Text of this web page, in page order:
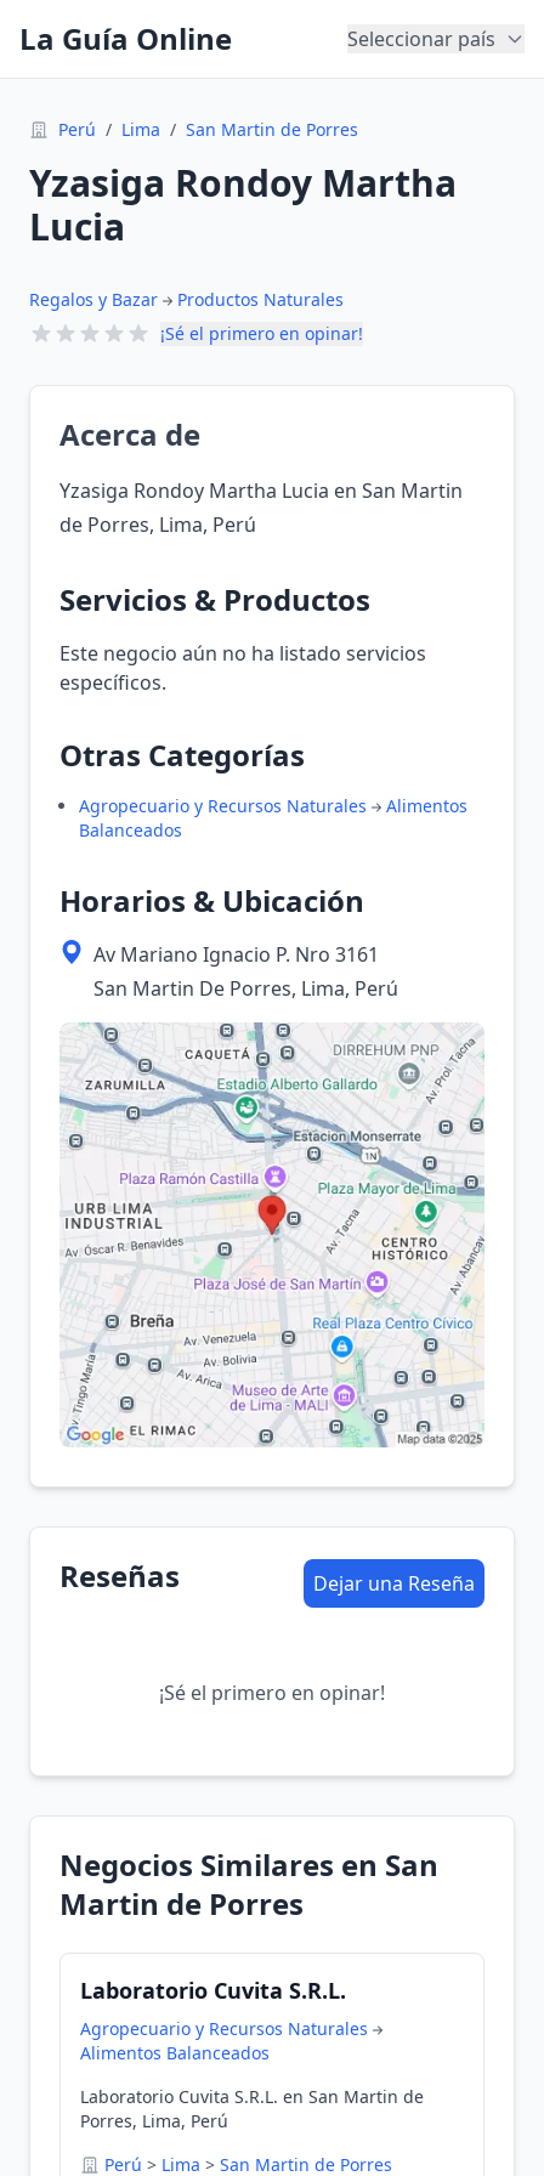
La Guía Online Seleccionar país
Perú / Lima / San Martin de Porres
Yzasiga Rondoy Martha
Lucia
Regalos y Bazar
Productos Naturales
¡Sé el primero en opinar!
Acerca de
Yzasiga Rondoy Martha Lucia en San Martin
de Porres, Lima, Perú
Servicios & Productos
Este negocio aún no ha listado servicios
específicos.
Otras Categorías
Agropecuario y Recursos Naturales
Alimentos
Balanceados
Horarios & Ubicación
Av Mariano Ignacio P. Nro 3161
San Martin De Porres, Lima, Perú
Reseñas Dejar una Reseña
¡Sé el primero en opinar!
Negocios Similares en San
Martin de Porres
Laboratorio Cuvita S.R.L.
Agropecuario y Recursos Naturales
Alimentos Balanceados
Laboratorio Cuvita S.R.L. en San Martin de
Porres, Lima, Perú
Perú > Lima > San Martin de Porres